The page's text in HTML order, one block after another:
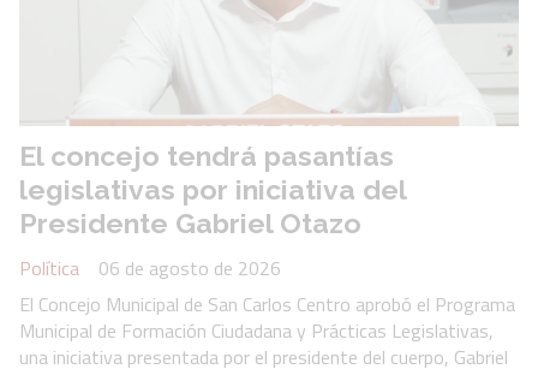
El concejo tendrá pasantías
legislativas por iniciativa del
Presidente Gabriel Otazo
Política
06 de agosto de 2026
El Concejo Municipal de San Carlos Centro aprobó el Programa
Municipal de Formación Ciudadana y Prácticas Legislativas,
una iniciativa presentada por el presidente del cuerpo, Gabriel